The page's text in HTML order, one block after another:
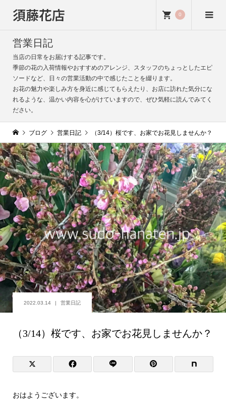
須藤花店 0
営業日記
当店の日常をお届けする記事です。
季節の花の入荷情報やおすすめのアレンジ、スタッフのちょっとしたエピ
ソードなど、日々の営業活動の中で感じたことを綴ります。
お花の魅力や楽しみ方を身近に感じてもらえたり、お店に訪れた気分にな
れるような、温かい内容を心がけていますので、ぜひ気軽に読んでみてく
ださい。
ブログ 営業日記 （3/14）桜です、お家でお花見しませんか？
2022.03.14 営業日記
（3/14）桜です、お家でお花見しませんか？
おはようございます。